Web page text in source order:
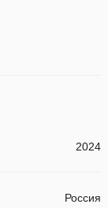
2024
Россия